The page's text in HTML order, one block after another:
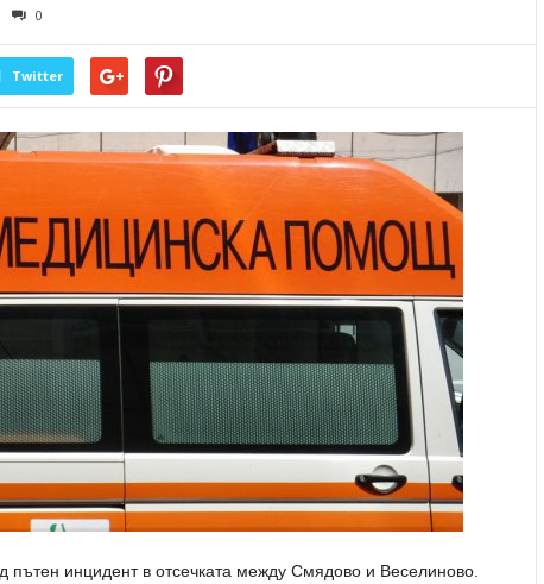
0
Twitter
инцидент в отсечката между Смядово и Веселиново.